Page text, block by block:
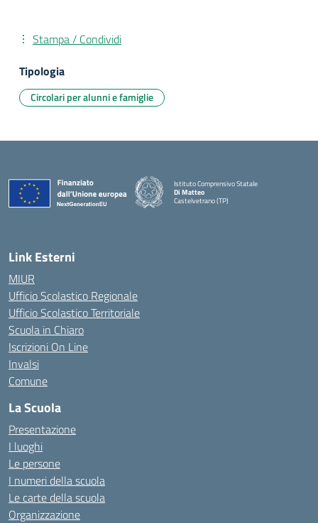
Stampa / Condividi
Tipologia
Circolari per alunni e famiglie
Istituto Comprensivo Statale
Di Matteo
Castelvetrano (TP)
Link Esterni
MIUR
Ufficio Scolastico Regionale
Ufficio Scolastico Territoriale
Scuola in Chiaro
Iscrizioni On Line
Invalsi
Comune
La Scuola
Presentazione
I luoghi
Le persone
I numeri della scuola
Le carte della scuola
Organizzazione